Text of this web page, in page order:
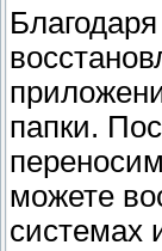
папки.
можете
системах